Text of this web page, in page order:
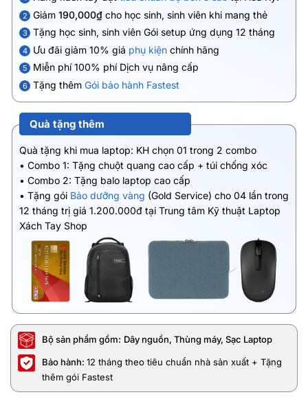
2 Giảm 190,000₫ cho học sinh, sinh viên khi mang thẻ
3 Tặng học sinh, sinh viên Gói setup ứng dụng 12 tháng
4 Ưu đãi giảm 10% giá phụ kiện chính hãng
5 Miễn phí 100% phí Dịch vụ nâng cấp
6 Tặng thêm Gói bảo hành Fastest
Quà tặng thêm
Quà tặng khi mua laptop: KH chọn 01 trong 2 combo
• Combo 1: Tặng chuột quang cao cấp + túi chống xóc
• Combo 2: Tặng balo laptop cao cấp
• Tặng gói Bảo dưỡng vàng (Gold Service) cho 04 lần trong
12 tháng trị giá 1.200.000đ tại Trung tâm Kỹ thuật Laptop
Xách Tay Shop
Bộ sản phẩm gồm: Dây nguồn, Thùng máy, Sạc Laptop
Bảo hành: 12 tháng theo tiêu chuẩn nhà sản xuất + Tặng
thêm gói Fastest